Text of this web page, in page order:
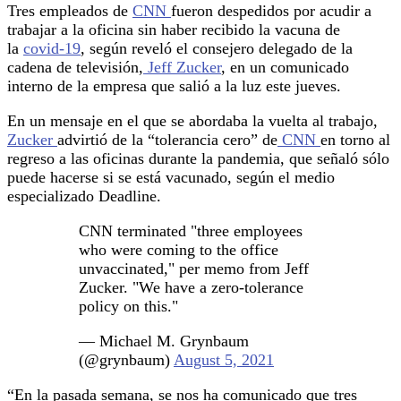
Tres empleados de CNN fueron despedidos por acudir a
trabajar a la oficina sin haber recibido la vacuna de
la covid-19, según reveló el consejero delegado de la
cadena de televisión, Jeff Zucker, en un comunicado
interno de la empresa que salió a la luz este jueves.
En un mensaje en el que se abordaba la vuelta al trabajo,
Zucker advirtió de la “tolerancia cero” de CNN en torno al
regreso a las oficinas durante la pandemia, que señaló sólo
puede hacerse si se está vacunado, según el medio
especializado Deadline.
CNN terminated "three employees
who were coming to the office
unvaccinated," per memo from Jeff
Zucker. "We have a zero-tolerance
policy on this."
— Michael M. Grynbaum
(@grynbaum) August 5, 2021
“En la pasada semana, se nos ha comunicado que tres